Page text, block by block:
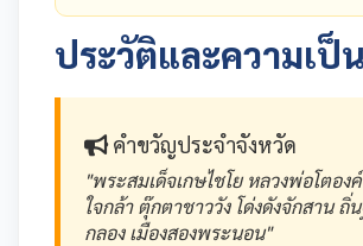
ประวัติและความเป็
คำขวัญประจำจังหวัด
"พระสมเด็จเกษไชโย หลวงพ่อโตอง
ใจกล้า ตุ๊กตาชาววัง โด่งดังจักสาน ถิ่
กลอง เมืองสองพระนอน"